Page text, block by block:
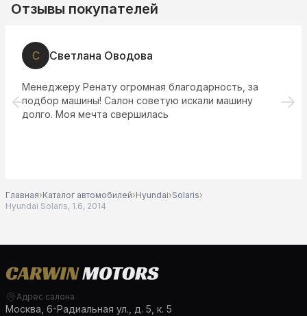
Отзывы покупателей
С Светлана Оводова
Менеджеру Ренату огромная благодарность, за
подбор машины! Салон советую искали машину
долго. Моя мечта свершилась
Главная›Каталог автомобилей›Hyundai›Solaris›
Hyundai Solaris, 1.6, 2014
Адрес салона
Москва, 6-Радиальная ул., д. 5, к. 5